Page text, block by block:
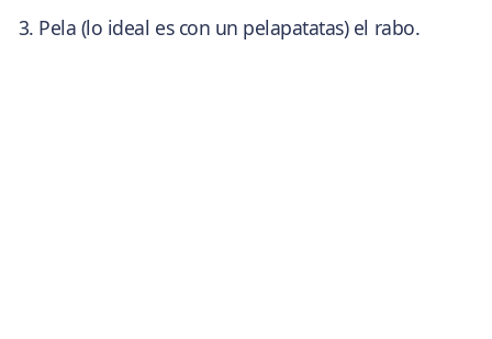
Pela (lo ideal es con un pelapatatas) el rabo.